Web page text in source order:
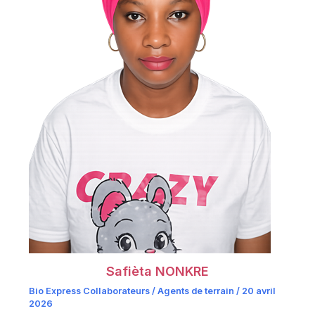
Safièta NONKRE
Bio Express Collaborateurs / Agents de terrain / 20 avril
2026